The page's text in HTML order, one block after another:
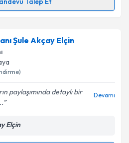
kabul ediyorum.
Talebini Gönder
Talebi
Harmankayaiçin randevu
Size bu uzmandan randevu
hazırlandığında e-posta ile
Şule Akçay Elçin
paylaşımında detaylı bir
Devamı
Elçin